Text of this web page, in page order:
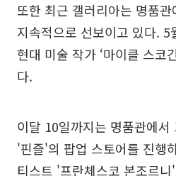
또한 최근 갤러리아는 명품
지속적으로 선보이고 있다. 5
현대 미술 작가 ‘마이클 스코
다.
이달 10일까지는 명품관에서
'핀즐'의 팝업 스토어를 진행
티스트 '프란체스코 본조르